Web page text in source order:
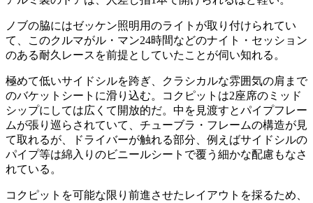
ノブの脇にはゼッケン照明用のライトが取り付けられてい
て、このクルマがル・マン24時間などのナイト・セッション
のある耐久レースを前提としていたことが伺い知れる。
極めて低いサイドシルを跨ぎ、クラシカルな雰囲気の肩まで
のバケットシートに滑り込む。コクピットは2座席のミッド
シップにしては広くて開放的だ。中を見渡すとパイプフレー
ムが張り巡らされていて、チューブラ・フレームの構造が見
て取れるが、ドライバーが触れる部分、例えばサイドシルの
パイプ等は綿入りのビニールシートで覆う細かな配慮もなさ
れている。
コクピットを可能な限り前進させたレイアウトを採るため、